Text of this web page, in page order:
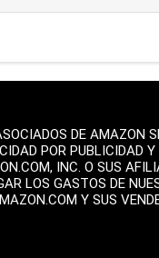
DE
POR
INC. O SUS
LOS GASTOS DE
Y SUS